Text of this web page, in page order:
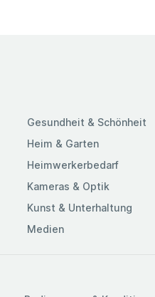
Gesundheit & Schönheit
Heim & Garten
Heimwerkerbedarf
Kameras & Optik
Kunst & Unterhaltung
Medien